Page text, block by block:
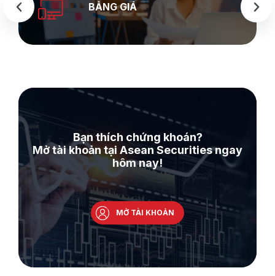
WEB
Bạn thích chứng khoán?
Mở tài khoản tại Asean Securities ngay
hôm nay!
MỞ TÀI KHOẢN